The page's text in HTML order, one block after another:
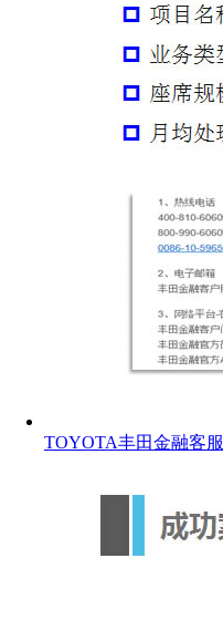
TOYOTA丰田金融客服